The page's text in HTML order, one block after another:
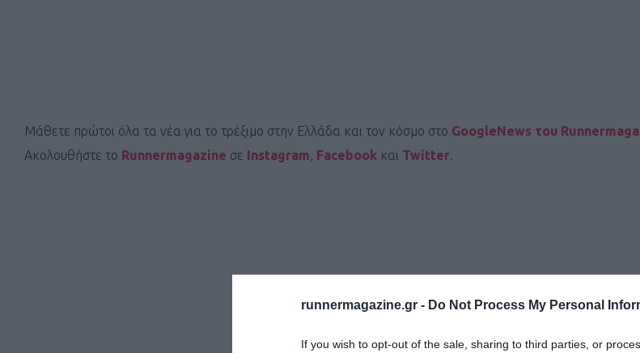
runnermagazine.gr - Do Not Process My Personal
If you wish to opt-out of the sale, sharing to third parties, or
Μάθετε πρώτοι όλα τα νέα για το τρέξιμο στην Ελλάδα και τον κόσμο στο GoogleNews του
Ακολουθήστε το Runnermagazine σε Instagram, Facebook και Twitter.